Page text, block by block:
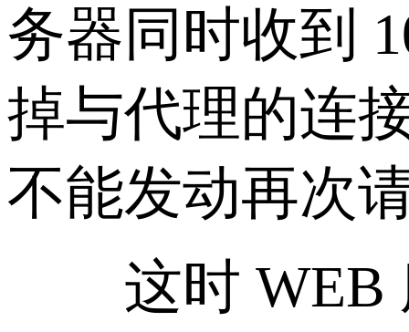
务器同时收到
掉与代理的连
不能发动再次
这时 WEB